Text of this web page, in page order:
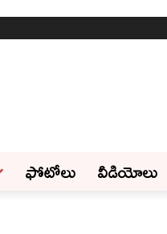
ఫోటోలు వీడియోలు